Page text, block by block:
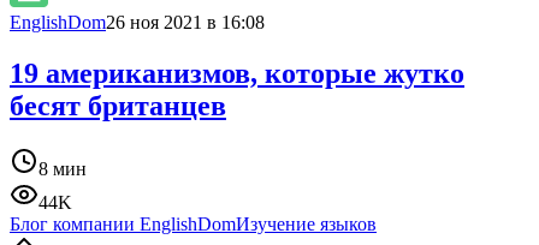
EnglishDom26 ноя 2021 в 16:08
19 американизмов, которые жутко
бесят британцев
8 мин
44K
Блог компании EnglishDomИзучение языков